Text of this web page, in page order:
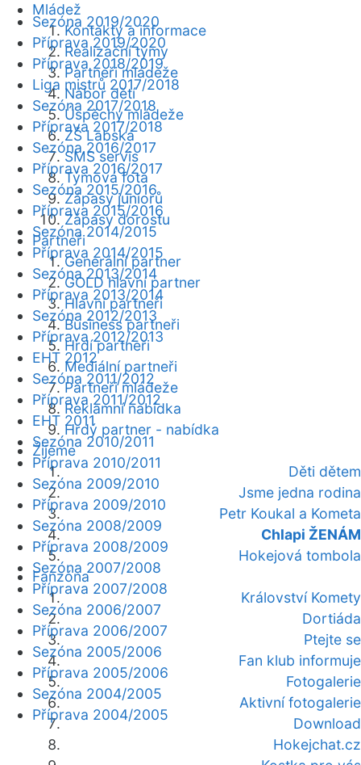
Mládež
Kontakty a informace
Realizační týmy
Partneři mládeže
Nábor dětí
Úspěchy mládeže
ZŠ Labská
SMS servis
Týmová fota
Zápasy juniorů
Zápasy dorostu
Partneři
Generální partner
GOLD hlavní partner
Hlavní partneři
Business partneři
Hrdí partneři
Mediální partneři
Partneři mládeže
Reklamní nabídka
Hrdý partner - nabídka
Žijeme
Děti dětem
Jsme jedna rodina
Petr Koukal a Kometa
Chlapi ŽENÁM
Hokejová tombola
Fanzóna
Království Komety
Dortiáda
Ptejte se
Fan klub informuje
Fotogalerie
Aktivní fotogalerie
Download
Hokejchat.cz
Sezóna 2019/2020
Příprava 2019/2020
Příprava 2018/2019
Liga mistrů 2017/2018
Sezóna 2017/2018
Příprava 2017/2018
Sezóna 2016/2017
Příprava 2016/2017
Sezóna 2015/2016
Příprava 2015/2016
Sezóna 2014/2015
Příprava 2014/2015
Sezóna 2013/2014
Příprava 2013/2014
Sezóna 2012/2013
Příprava 2012/2013
EHT 2012
Sezóna 2011/2012
Příprava 2011/2012
EHT 2011
Sezóna 2010/2011
Příprava 2010/2011
Sezóna 2009/2010
Příprava 2009/2010
Sezóna 2008/2009
Příprava 2008/2009
Sezóna 2007/2008
Příprava 2007/2008
Sezóna 2006/2007
Příprava 2006/2007
Sezóna 2005/2006
Příprava 2005/2006
Sezóna 2004/2005
Příprava 2004/2005